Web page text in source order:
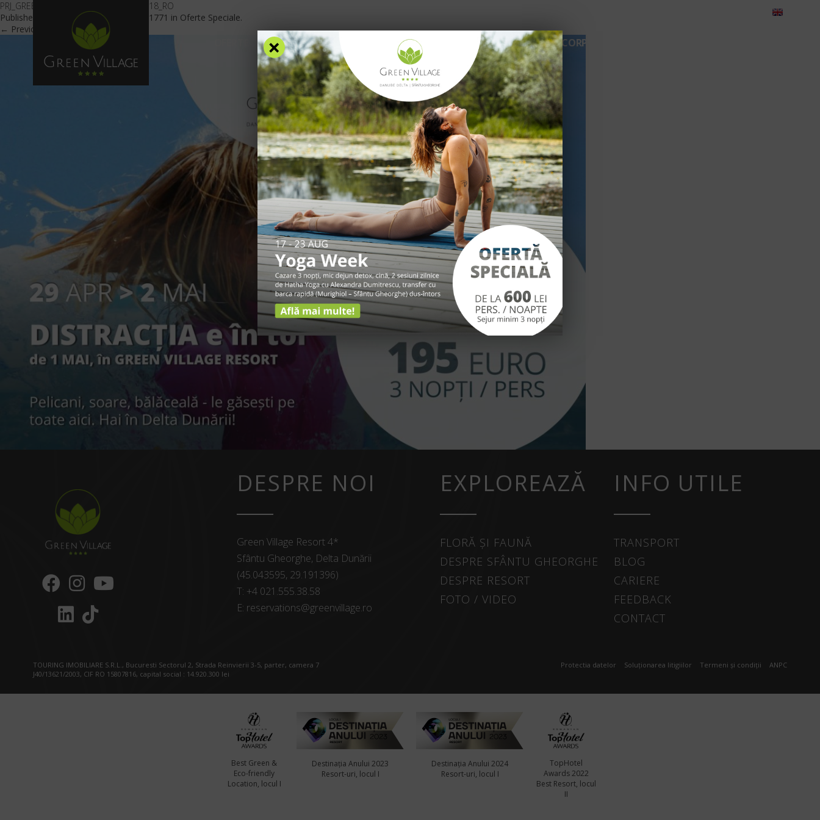
CAZARE FACILITĂȚI EXPERIENȚE TARIFE INFO UTILE CORPORATE
PRJ_GREEN VILLAGE_OFERTA _1 MAI 2018_RO
Published
February 8, 2018at 2500 × 1771 in Oferte Speciale.
← Previous
Next →
DESPRE NOI
Green Village Resort 4*
Sfântu Gheorghe, Delta Dunării
(45.043595, 29.191396)
T: +4 021.555.38.58
E: reservations@greenvillage.ro
EXPLOREAZĂ
FLORĂ ȘI FAUNĂ
DESPRE SFÂNTU GHEORGHE
DESPRE RESORT
FOTO / VIDEO
INFO UTILE
TRANSPORT
BLOG
CARIERE
FEEDBACK
CONTACT
TOURING IMOBILIARE S.R.L., Bucuresti Sectorul 2, Strada Reinvierii 3-5, parter, camera 7
J40/13621/2003, CIF RO 15807816, capital social : 14.920.300 lei
Protectia datelor Soluționarea litigiilor Termeni și condiții ANPC
Best Green &
Eco-friendly
Location, locul I
Destinația Anului 2023
Resort-uri, locul I
Destinația Anului 2024
Resort-uri, locul I
TopHotel
Awards 2022
Best Resort, locul
II
×